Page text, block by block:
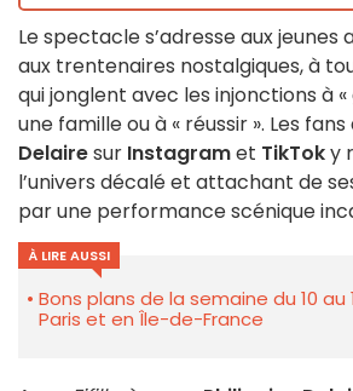
Le spectacle s’adresse aux
aux trentenaires nostalgiques, à
qui jonglent avec les injonctions à
une famille ou à « réussir ». Les fans
Delairesur Instagramet TikToky
l’univers décalé et attachant de
par une performance scénique
À LIRE AUSSI
Bons plans de la semaine du 10 au
Paris et en Île-de-France